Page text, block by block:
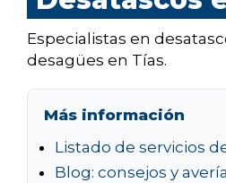
Especialistas en
desagües en Tías.
Más información
Listado de servicios
Blog: consejos y